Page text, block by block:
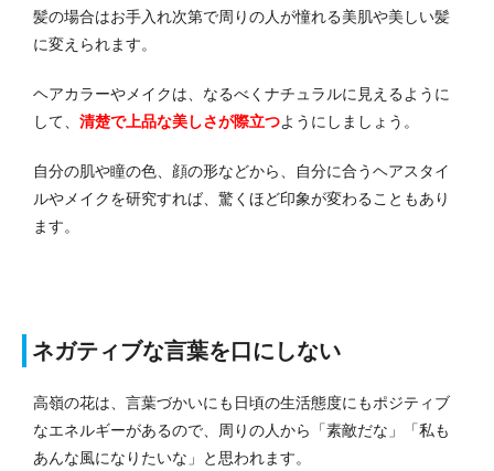
髪の場合はお手入れ次第で周りの人が憧れる美肌や美しい髪
に変えられます。
ヘアカラーやメイクは、なるべくナチュラルに見えるように
して、 清楚で上品な美しさが際立つようにしましょう。
自分の肌や瞳の色、顔の形などから、自分に合うヘアスタイ
ルやメイクを研究すれば、驚くほど印象が変わることもあり
ます。
ネガティブな言葉を口にしない
高嶺の花は、言葉づかいにも日頃の生活態度にもポジティブ
なエネルギーがあるので、周りの人から「素敵だな」「私も
あんな風になりたいな」と思われます。